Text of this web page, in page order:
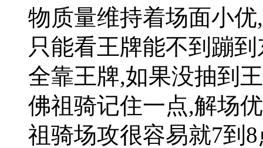
物质量维持着场面小
只能看王牌能不到蹦
全靠王牌,如果没抽到
佛祖骑记住一点,解场
祖骑场攻很容易就7到